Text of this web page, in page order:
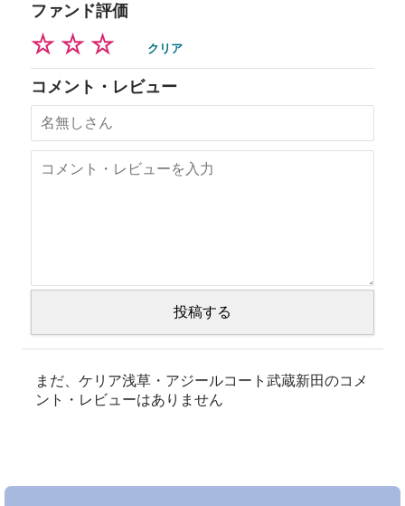
ファンド評価
☆ ☆ ☆ クリア
コメント・レビュー
投稿する
まだ、ケリア浅草・アジールコート武蔵新田のコメ
ント・レビューはありません